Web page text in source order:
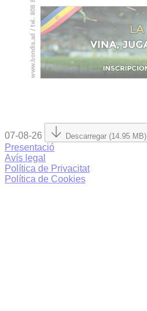
07-08-26 Descarregar (14.95 MB)
Presentació
Avís legal
Política de Privacitat
Política de Cookies